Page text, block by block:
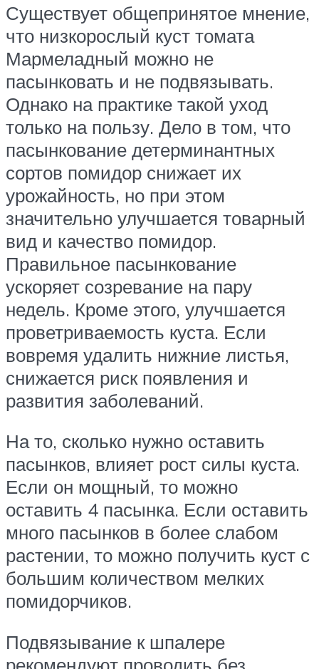
Существует общепринятое мнение,
что низкорослый куст томата
Мармеладный можно не
пасынковать и не подвязывать.
Однако на практике такой уход
только на пользу. Дело в том, что
пасынкование детерминантных
сортов помидор снижает их
урожайность, но при этом
значительно улучшается товарный
вид и качество помидор.
Правильное пасынкование
ускоряет созревание на пару
недель. Кроме этого, улучшается
проветриваемость куста. Если
вовремя удалить нижние листья,
снижается риск появления и
развития заболеваний.
На то, сколько нужно оставить
пасынков, влияет рост силы куста.
Если он мощный, то можно
оставить 4 пасынка. Если оставить
много пасынков в более слабом
растении, то можно получить куст с
большим количеством мелких
помидорчиков.
Подвязывание к шпалере